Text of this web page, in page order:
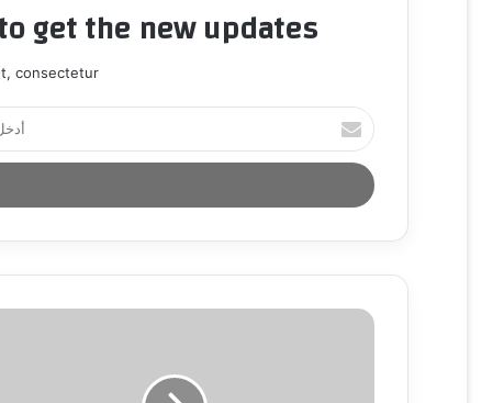
get the new updates!
consectetur.
أ
د
خ
ل
د
ا